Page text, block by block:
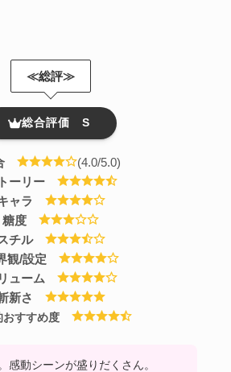
≪総評≫
総合評価 S
(4.0/5.0)
ーリー
ャラ
糖度
チル
観/設定
ューム
新さ
おすすめ度
感動シーンが盛りだくさん。